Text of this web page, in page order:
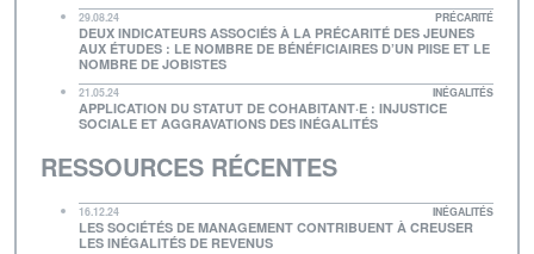
29.08.24 PRÉCARITÉ
DEUX INDICATEURS ASSOCIÉS À LA PRÉCARITÉ DES JEUNES
AUX ÉTUDES : LE NOMBRE DE BÉNÉFICIAIRES D’UN PIISE ET LE
NOMBRE DE JOBISTES
21.05.24 INÉGALITÉS
APPLICATION DU STATUT DE COHABITANT·E : INJUSTICE
SOCIALE ET AGGRAVATIONS DES INÉGALITÉS
RESSOURCES RÉCENTES
16.12.24 INÉGALITÉS
LES SOCIÉTÉS DE MANAGEMENT CONTRIBUENT À CREUSER
LES INÉGALITÉS DE REVENUS